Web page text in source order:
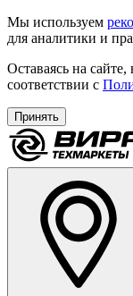
Мы используем
для аналитики и
Оставаясь на
соответствии с
Принять